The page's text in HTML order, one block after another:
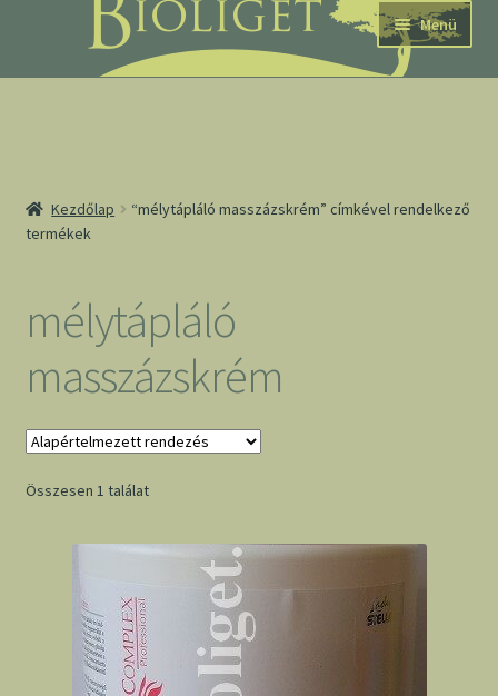
navigációhoz
tartalomba
Menü
Kezdőlap
“mélytápláló masszázskrém” címkével rendelkező
termékek
mélytápláló
masszázskrém
Összesen 1 találat